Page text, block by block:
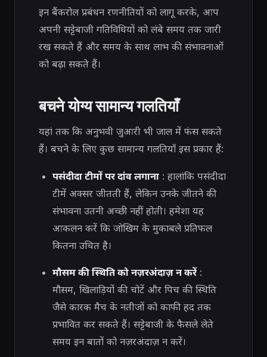
इन बैंकरोल प्रबंधन रणनीतियों को लागू करके, आप
अपनी सट्टेबाजी गतिविधियों को लंबे समय तक जारी
रख सकते हैं और समय के साथ लाभ की संभावनाओं
को बढ़ा सकते हैं।
बचने योग्य सामान्य गलतियाँ
यहां तक ​​कि अनुभवी जुआरी भी जाल में फंस सकते
हैं। बचने के लिए कुछ सामान्य गलतियाँ इस प्रकार हैं:
पसंदीदा टीमों पर दांव लगाना: हालांकि पसंदीदा
टीमें अक्सर जीतती हैं, लेकिन उनके जीतने की
संभावना उतनी अच्छी नहीं होती। हमेशा यह
आकलन करें कि जोखिम के मुकाबले प्रतिफल
कितना उचित है।
मौसम की स्थिति को नज़रअंदाज़ न करें:
मौसम, खिलाड़ियों की चोटें और पिच की स्थिति
जैसे कारक मैच के नतीजों को काफी हद तक
प्रभावित कर सकते हैं। सट्टेबाजी के फैसले लेते
समय इन बातों को नज़रअंदाज़ न करें।